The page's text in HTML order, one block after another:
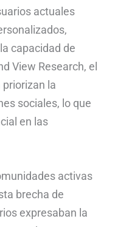
actuales
capacidad de
View Research, el
priorizan la
sociales, lo que
en las
activas
brecha de
expresaban la